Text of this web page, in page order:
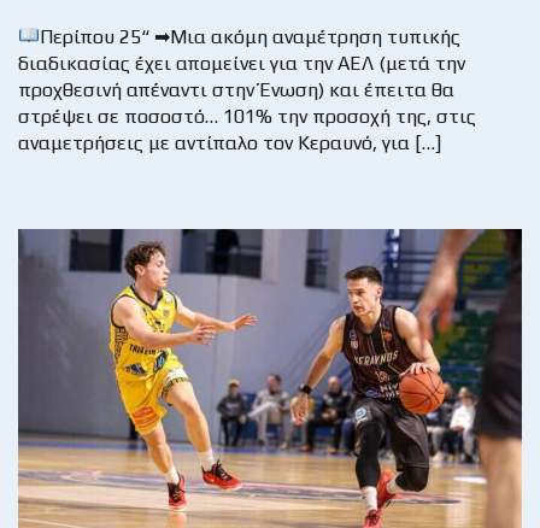
Περίπου 25“ ➡Μια ακόμη αναμέτρηση τυπικής
διαδικασίας έχει απομείνει για την ΑΕΛ (μετά την
προχθεσινή απέναντι στην Ένωση) και έπειτα θα
στρέψει σε ποσοστό… 101% την προσοχή της, στις
αναμετρήσεις με αντίπαλο τον Κεραυνό, για […]